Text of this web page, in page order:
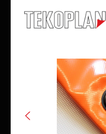
Bildergalerie überspringen